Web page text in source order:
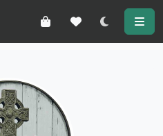
Darkmode